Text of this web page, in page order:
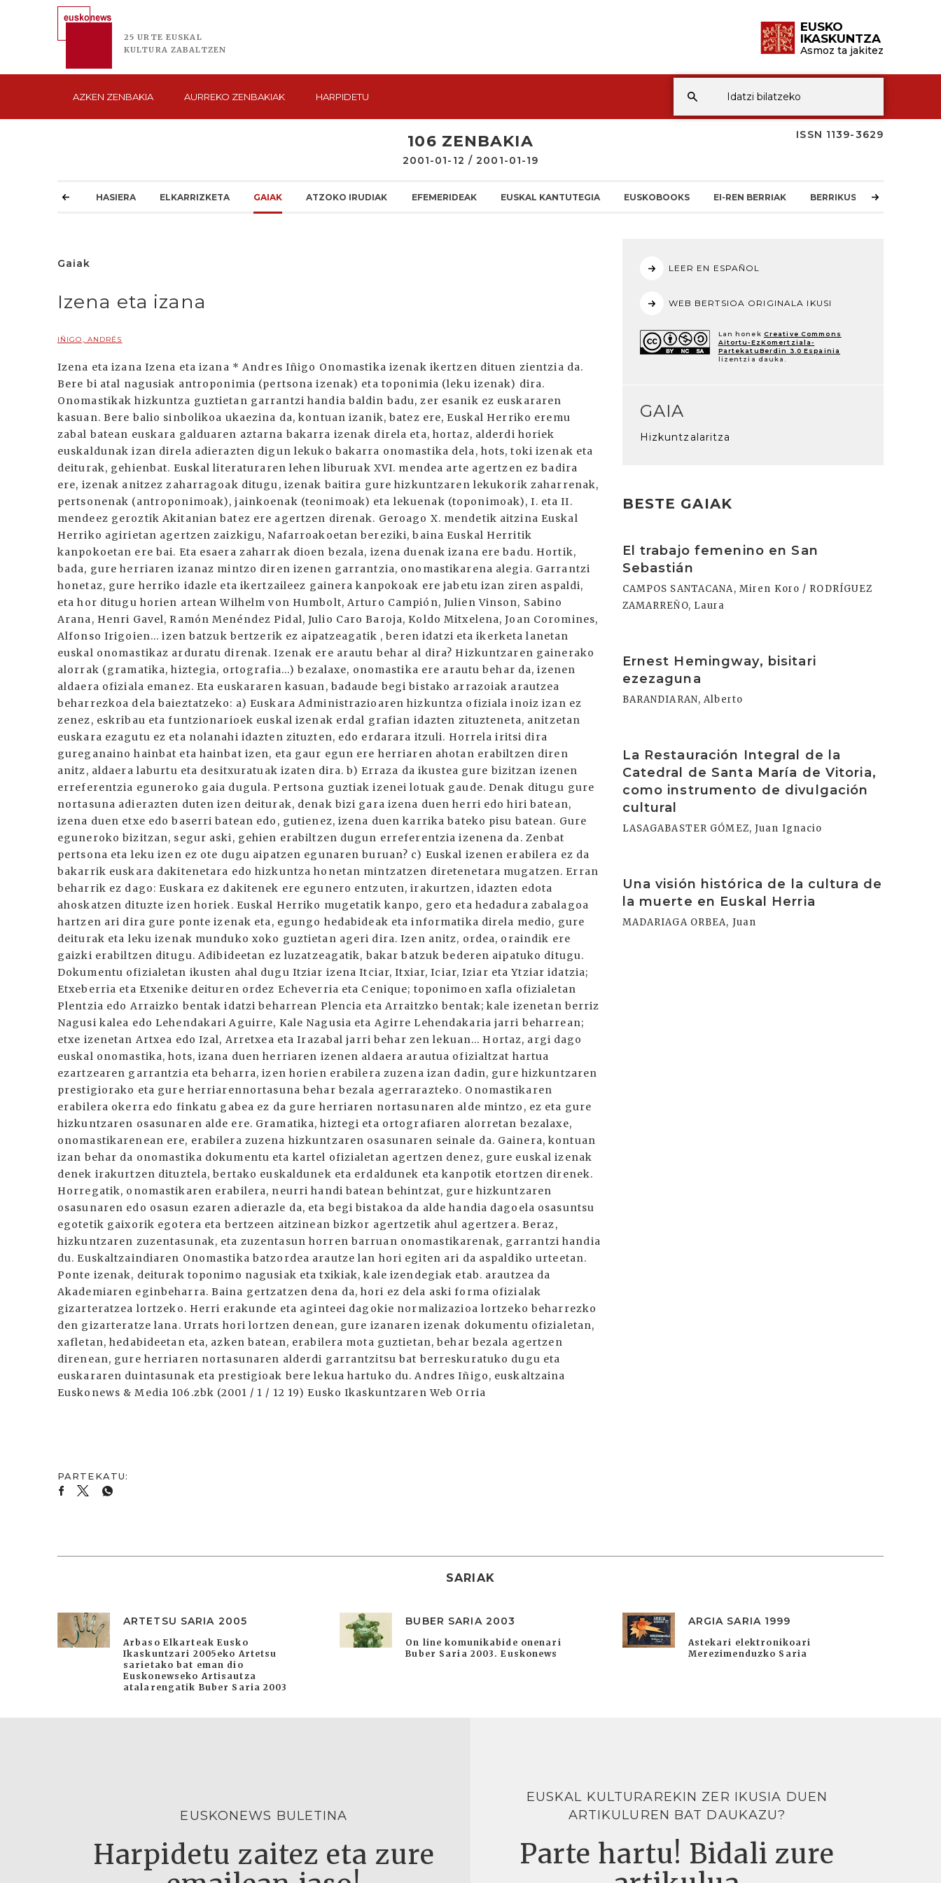
25 URTE EUSKAL
KULTURA ZABALTZEN
EUSKO
IKASKUNTZA
Asmoz ta jakitez
AZKEN ZENBAKIA AURREKO ZENBAKIAK HARPIDETU
ISSN 1139-3629
106 ZENBAKIA
2001-01-12 / 2001-01-19
HASIERA ELKARRIZKETA GAIAK ATZOKO IRUDIAK EFEMERIDEAK EUSKAL KANTUTEGIA EUSKOBOOKS EI-REN BERRIAK BERRIKUSKETAK
Gaiak
Izena eta izana
IÑIGO, ANDRÉS
Izena eta izana Izena eta izana * Andres Iñigo Onomastika izenak ikertzen dituen zientzia da.
Bere bi atal nagusiak antroponimia (pertsona izenak) eta toponimia (leku izenak) dira.
Onomastikak hizkuntza guztietan garrantzi handia baldin badu, zer esanik ez euskararen
kasuan. Bere balio sinbolikoa ukaezina da, kontuan izanik, batez ere, Euskal Herriko eremu
zabal batean euskara galduaren aztarna bakarra izenak direla eta, hortaz, alderdi horiek
euskaldunak izan direla adierazten digun lekuko bakarra onomastika dela, hots, toki izenak eta
deiturak, gehienbat. Euskal literaturaren lehen liburuak XVI. mendea arte agertzen ez badira
ere, izenak anitzez zaharragoak ditugu, izenak baitira gure hizkuntzaren lekukorik zaharrenak,
pertsonenak (antroponimoak), jainkoenak (teonimoak) eta lekuenak (toponimoak), I. eta II.
mendeez geroztik Akitanian batez ere agertzen direnak. Geroago X. mendetik aitzina Euskal
Herriko agirietan agertzen zaizkigu, Nafarroakoetan bereziki, baina Euskal Herritik
kanpokoetan ere bai. Eta esaera zaharrak dioen bezala, izena duenak izana ere badu. Hortik,
bada, gure herriaren izanaz mintzo diren izenen garrantzia, onomastikarena alegia. Garrantzi
honetaz, gure herriko idazle eta ikertzaileez gainera kanpokoak ere jabetu izan ziren aspaldi,
eta hor ditugu horien artean Wilhelm von Humbolt, Arturo Campión, Julien Vinson, Sabino
Arana, Henri Gavel, Ramón Menéndez Pidal, Julio Caro Baroja, Koldo Mitxelena, Joan Coromines,
Alfonso Irigoien... izen batzuk bertzerik ez aipatzeagatik , beren idatzi eta ikerketa lanetan
euskal onomastikaz arduratu direnak. Izenak ere arautu behar al dira? Hizkuntzaren gainerako
alorrak (gramatika, hiztegia, ortografia...) bezalaxe, onomastika ere arautu behar da, izenen
aldaera ofiziala emanez. Eta euskararen kasuan, badaude begi bistako arrazoiak arautzea
beharrezkoa dela baieztatzeko: a) Euskara Administrazioaren hizkuntza ofiziala inoiz izan ez
zenez, eskribau eta funtzionarioek euskal izenak erdal grafian idazten zituzteneta, anitzetan
euskara ezagutu ez eta nolanahi idazten zituzten, edo erdarara itzuli. Horrela iritsi dira
gureganaino hainbat eta hainbat izen, eta gaur egun ere herriaren ahotan erabiltzen diren
anitz, aldaera laburtu eta desitxuratuak izaten dira. b) Erraza da ikustea gure bizitzan izenen
erreferentzia eguneroko gaia dugula. Pertsona guztiak izenei lotuak gaude. Denak ditugu gure
nortasuna adierazten duten izen deiturak, denak bizi gara izena duen herri edo hiri batean,
izena duen etxe edo baserri batean edo, gutienez, izena duen karrika bateko pisu batean. Gure
eguneroko bizitzan, segur aski, gehien erabiltzen dugun erreferentzia izenena da. Zenbat
pertsona eta leku izen ez ote dugu aipatzen egunaren buruan? c) Euskal izenen erabilera ez da
bakarrik euskara dakitenetara edo hizkuntza honetan mintzatzen diretenetara mugatzen. Erran
beharrik ez dago: Euskara ez dakitenek ere egunero entzuten, irakurtzen, idazten edota
ahoskatzen dituzte izen horiek. Euskal Herriko mugetatik kanpo, gero eta hedadura zabalagoa
hartzen ari dira gure ponte izenak eta, egungo hedabideak eta informatika direla medio, gure
deiturak eta leku izenak munduko xoko guztietan ageri dira. Izen anitz, ordea, oraindik ere
gaizki erabiltzen ditugu. Adibideetan ez luzatzeagatik, bakar batzuk bederen aipatuko ditugu.
Dokumentu ofizialetan ikusten ahal dugu Itziar izena Itciar, Itxiar, Iciar, Iziar eta Ytziar idatzia;
Etxeberria eta Etxenike deituren ordez Echeverria eta Cenique; toponimoen xafla ofizialetan
Plentzia edo Arraizko bentak idatzi beharrean Plencia eta Arraitzko bentak; kale izenetan berriz
Nagusi kalea edo Lehendakari Aguirre, Kale Nagusia eta Agirre Lehendakaria jarri beharrean;
etxe izenetan Artxea edo Izal, Arretxea eta Irazabal jarri behar zen lekuan... Hortaz, argi dago
euskal onomastika, hots, izana duen herriaren izenen aldaera arautua ofizialtzat hartua
ezartzearen garrantzia eta beharra, izen horien erabilera zuzena izan dadin, gure hizkuntzaren
prestigiorako eta gure herriarennortasuna behar bezala agerrarazteko. Onomastikaren
erabilera okerra edo finkatu gabea ez da gure herriaren nortasunaren alde mintzo, ez eta gure
hizkuntzaren osasunaren alde ere. Gramatika, hiztegi eta ortografiaren alorretan bezalaxe,
onomastikarenean ere, erabilera zuzena hizkuntzaren osasunaren seinale da. Gainera, kontuan
izan behar da onomastika dokumentu eta kartel ofizialetan agertzen denez, gure euskal izenak
denek irakurtzen dituztela, bertako euskaldunek eta erdaldunek eta kanpotik etortzen direnek.
Horregatik, onomastikaren erabilera, neurri handi batean behintzat, gure hizkuntzaren
osasunaren edo osasun ezaren adierazle da, eta begi bistakoa da alde handia dagoela osasuntsu
egotetik gaixorik egotera eta bertzeen aitzinean bizkor agertzetik ahul agertzera. Beraz,
hizkuntzaren zuzentasunak, eta zuzentasun horren barruan onomastikarenak, garrantzi handia
du. Euskaltzaindiaren Onomastika batzordea arautze lan hori egiten ari da aspaldiko urteetan.
Ponte izenak, deiturak toponimo nagusiak eta txikiak, kale izendegiak etab. arautzea da
Akademiaren eginbeharra. Baina gertzatzen dena da, hori ez dela aski forma ofizialak
gizarteratzea lortzeko. Herri erakunde eta aginteei dagokie normalizazioa lortzeko beharrezko
den gizarteratze lana. Urrats hori lortzen denean, gure izanaren izenak dokumentu ofizialetan,
xafletan, hedabideetan eta, azken batean, erabilera mota guztietan, behar bezala agertzen
direnean, gure herriaren nortasunaren alderdi garrantzitsu bat berreskuratuko dugu eta
euskararen duintasunak eta prestigioak bere lekua hartuko du. Andres Iñigo, euskaltzaina
Euskonews & Media 106.zbk (2001 / 1 / 12 19) Eusko Ikaskuntzaren Web Orria
LEER EN ESPAÑOL
WEB BERTSIOA ORIGINALA IKUSI
Lan honek Creative Commons
Aitortu-EzKomertziala-
PartekatuBerdin 3.0 Espainia
lizentzia dauka.
GAIA
Hizkuntzalaritza
BESTE GAIAK
El trabajo femenino en San
Sebastián
CAMPOS SANTACANA, Miren Koro / RODRÍGUEZ
ZAMARREÑO, Laura
Ernest Hemingway, bisitari
ezezaguna
BARANDIARAN, Alberto
La Restauración Integral de la
Catedral de Santa María de Vitoria,
como instrumento de divulgación
cultural
LASAGABASTER GÓMEZ, Juan Ignacio
Una visión histórica de la cultura de
la muerte en Euskal Herria
MADARIAGA ORBEA, Juan
SARIAK
ARTETSU SARIA 2005
Arbaso Elkarteak Eusko
Ikaskuntzari 2005eko Artetsu
sarietako bat eman dio
Euskonewseko Artisautza
atalarengatik Buber Saria 2003
BUBER SARIA 2003
On line komunikabide onenari
Buber Saria 2003. Euskonews
ARGIA SARIA 1999
Astekari elektronikoari
Merezimenduzko Saria
EUSKONEWS BULETINA
Harpidetu zaitez eta zure
EUSKAL KULTURAREKIN ZER IKUSIA DUEN
ARTIKULUREN BAT DAUKAZU?
Parte hartu! Bidali zure